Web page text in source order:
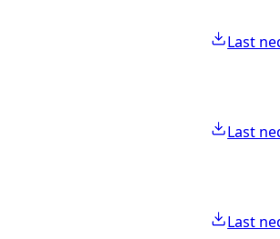
Last
Last
Last